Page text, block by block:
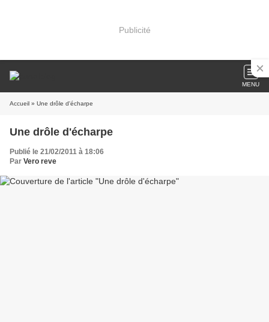
Publicité
MENU
Accueil » Une drôle d'écharpe
Une drôle d'écharpe
Publié le 21/02/2011 à 18:06
Par Vero reve